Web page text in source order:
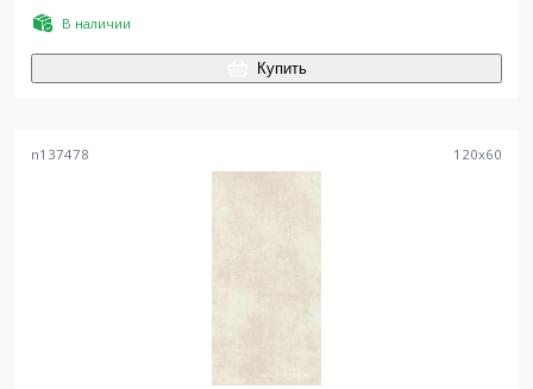
В наличии
Купить
n137478 120x60